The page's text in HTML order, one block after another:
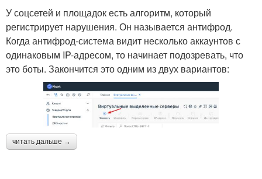
У соцсетей и площадок есть алгоритм, который
регистрирует нарушения. Он называется антифрод.
Когда антифрод-система видит несколько аккаунтов с
одинаковым IP-адресом, то начинает подозревать, что
это боты. Закончится это одним из двух вариантов:
читать дальше →